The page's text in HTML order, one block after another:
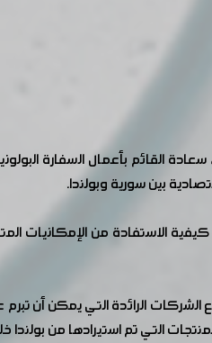
القائم بأعمال السفارة
بين سورية وبولندا.
من الإمكانيات
الشركات الرائدة التي يمكن أن
التي تم استيرادها من بولندا خلال